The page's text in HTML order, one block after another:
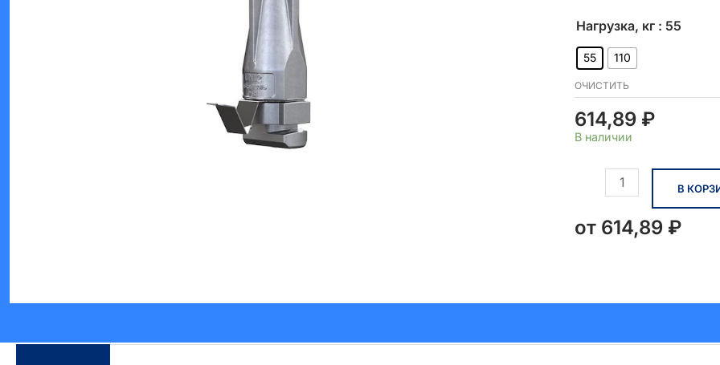
Нагрузка, кг : 55
55 110
ОЧИСТИТЬ
614,89 ₽
В наличии
Количество
товара
зажим
В
от 614,89 ₽